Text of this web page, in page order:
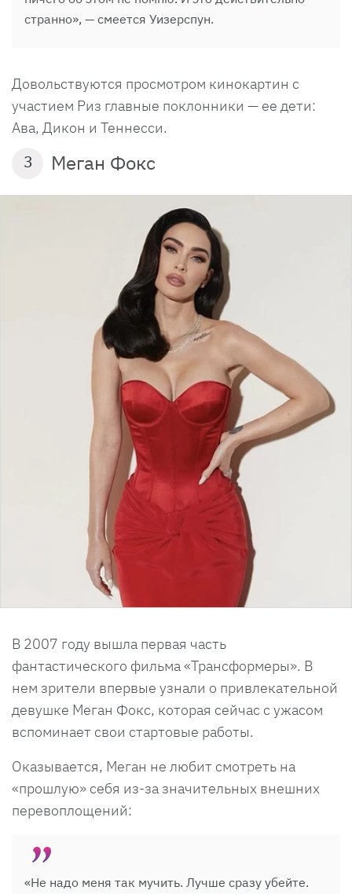
странно», — смеется Уизерспун.
Довольствуются просмотром кинокартин с
участием Риз главные поклонники — ее дети:
Ава, Дикон и Теннесси.
3 Меган Фокс
В 2007 году вышла первая часть
фантастического фильма «Трансформеры». В
нем зрители впервые узнали о привлекательной
девушке Меган Фокс, которая сейчас с ужасом
вспоминает свои стартовые работы.
Оказывается, Меган не любит смотреть на
«прошлую» себя из-за значительных внешних
перевоплощений:
«Не надо меня так мучить. Лучше сразу убейте.